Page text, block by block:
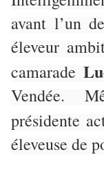
avant l’un
éleveur
camarade
Vendée.
présidente
éleveuse de